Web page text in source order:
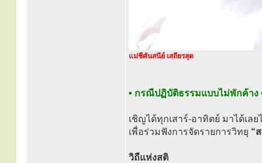
แม่ชีศันสนีย์ เสถียรสุต
• กรณีปฏิบัติธรรมแบบไม่พักค้าง
เชิญได้ทุกเสาร์-อาทิตย์ มาได้เล
เพื่อร่วมฟังการจัดรายการวิทยุ “
วิถีแห่งสติ